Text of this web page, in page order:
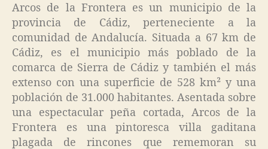
Arcos de la Frontera es un municipio de la
provincia de Cádiz, perteneciente a la
comunidad de Andalucía. Situada a 67 km de
Cádiz, es el municipio más poblado de la
comarca de Sierra de Cádiz y también el más
extenso con una superficie de 528 km² y una
población de 31.000 habitantes. Asentada sobre
una espectacular peña cortada, Arcos de la
Frontera es una pintoresca villa gaditana
plagada de rincones que rememoran su